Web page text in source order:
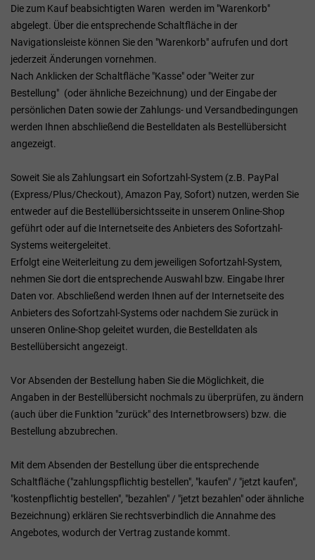
Die zum Kauf beabsichtigten Waren werden im "Warenkorb"
abgelegt. Über die entsprechende Schaltfläche in der
Navigationsleiste können Sie den "Warenkorb" aufrufen und dort
jederzeit Änderungen vornehmen.
Nach Anklicken der Schaltfläche "Kasse" oder "Weiter zur
Bestellung" (oder ähnliche Bezeichnung) und der Eingabe der
persönlichen Daten sowie der Zahlungs- und Versandbedingungen
werden Ihnen abschließend die Bestelldaten als Bestellübersicht
angezeigt.
Soweit Sie als Zahlungsart ein Sofortzahl-System (z.B. PayPal
(Express/Plus/Checkout), Amazon Pay, Sofort) nutzen, werden Sie
entweder auf die Bestellübersichtsseite in unserem Online-Shop
geführt oder auf die Internetseite des Anbieters des Sofortzahl-
Systems weitergeleitet.
Erfolgt eine Weiterleitung zu dem jeweiligen Sofortzahl-System,
nehmen Sie dort die entsprechende Auswahl bzw. Eingabe Ihrer
Daten vor. Abschließend werden Ihnen auf der Internetseite des
Anbieters des Sofortzahl-Systems oder nachdem Sie zurück in
unseren Online-Shop geleitet wurden, die Bestelldaten als
Bestellübersicht angezeigt.
Vor Absenden der Bestellung haben Sie die Möglichkeit, die
Angaben in der Bestellübersicht nochmals zu überprüfen, zu ändern
(auch über die Funktion "zurück" des Internetbrowsers) bzw. die
Bestellung abzubrechen.
Mit dem Absenden der Bestellung über die entsprechende
Schaltfläche ("zahlungspflichtig bestellen", "kaufen" / "jetzt kaufen",
"kostenpflichtig bestellen", "bezahlen" / "jetzt bezahlen" oder ähnliche
Bezeichnung) erklären Sie rechtsverbindlich die Annahme des
Angebotes, wodurch der Vertrag zustande kommt.